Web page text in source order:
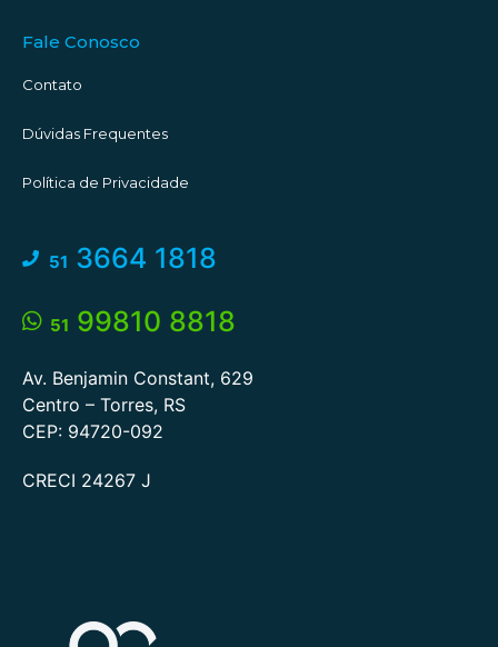
Fale Conosco
Contato
Dúvidas Frequentes
Política de Privacidade
51 3664 1818
51 99810 8818
Av. Benjamin Constant, 629
Centro – Torres, RS
CEP: 94720-092
CRECI 24267 J